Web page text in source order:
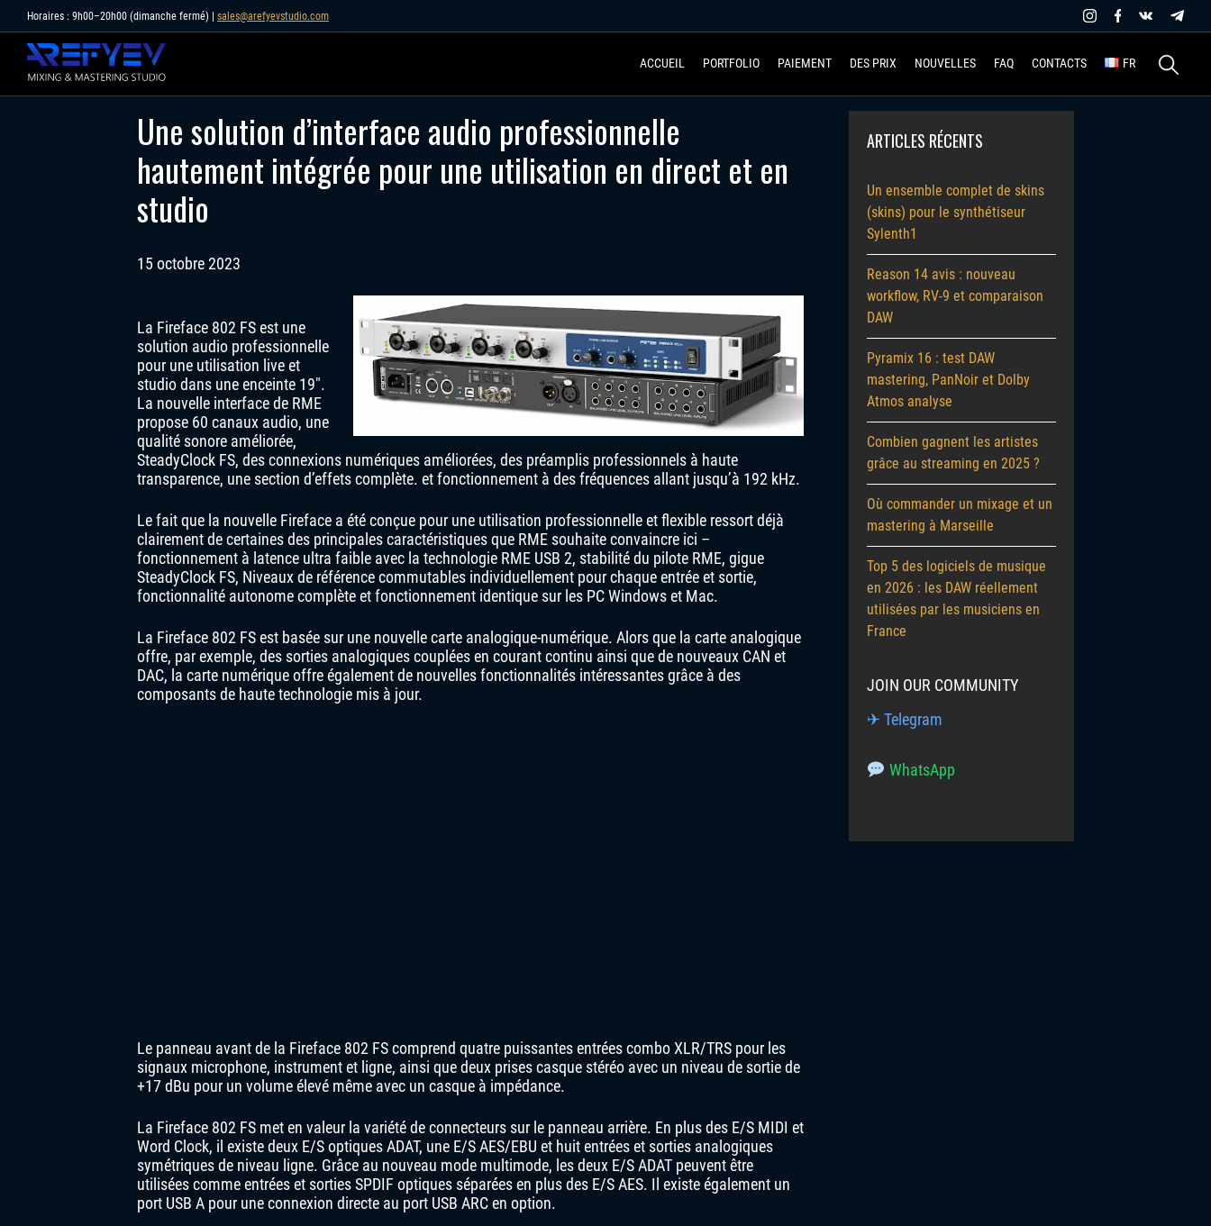
to
content
Horaires : 9h00–20h00 (dimanche fermé) | sales@arefyevstudio.com
ACCUEIL PORTFOLIO PAIEMENT DES PRIX NOUVELLES FAQ CONTACTS FR
Une solution d’interface audio professionnelle
hautement intégrée pour une utilisation en direct et en
studio
15 octobre 2023
La Fireface 802 FS est une
solution audio professionnelle
pour une utilisation live et
studio dans une enceinte 19″.
La nouvelle interface de RME
propose 60 canaux audio, une
qualité sonore améliorée,
SteadyClock FS, des connexions numériques améliorées, des préamplis professionnels à haute
transparence, une section d’effets complète. et fonctionnement à des fréquences allant jusqu’à 192 kHz.
Le fait que la nouvelle Fireface a été conçue pour une utilisation professionnelle et flexible ressort déjà
clairement de certaines des principales caractéristiques que RME souhaite convaincre ici –
fonctionnement à latence ultra faible avec la technologie RME USB 2, stabilité du pilote RME, gigue
SteadyClock FS, Niveaux de référence commutables individuellement pour chaque entrée et sortie,
fonctionnalité autonome complète et fonctionnement identique sur les PC Windows et Mac.
La Fireface 802 FS est basée sur une nouvelle carte analogique-numérique. Alors que la carte analogique
offre, par exemple, des sorties analogiques couplées en courant continu ainsi que de nouveaux CAN et
DAC, la carte numérique offre également de nouvelles fonctionnalités intéressantes grâce à des
composants de haute technologie mis à jour.
Le panneau avant de la Fireface 802 FS comprend quatre puissantes entrées combo XLR/TRS pour les
signaux microphone, instrument et ligne, ainsi que deux prises casque stéréo avec un niveau de sortie de
+17 dBu pour un volume élevé même avec un casque à impédance.
La Fireface 802 FS met en valeur la variété de connecteurs sur le panneau arrière. En plus des E/S MIDI et
Word Clock, il existe deux E/S optiques ADAT, une E/S AES/EBU et huit entrées et sorties analogiques
symétriques de niveau ligne. Grâce au nouveau mode multimode, les deux E/S ADAT peuvent être
utilisées comme entrées et sorties SPDIF optiques séparées en plus des E/S AES. Il existe également un
port USB A pour une connexion directe au port USB ARC en option.
ARTICLES RÉCENTS
Un ensemble complet de skins
(skins) pour le synthétiseur
Sylenth1
Reason 14 avis : nouveau
workflow, RV-9 et comparaison
DAW
Pyramix 16 : test DAW
mastering, PanNoir et Dolby
Atmos analyse
Combien gagnent les artistes
grâce au streaming en 2025 ?
Où commander un mixage et un
mastering à Marseille
Top 5 des logiciels de musique
en 2026 : les DAW réellement
utilisées par les musiciens en
France
JOIN OUR COMMUNITY
✈ Telegram
WhatsApp